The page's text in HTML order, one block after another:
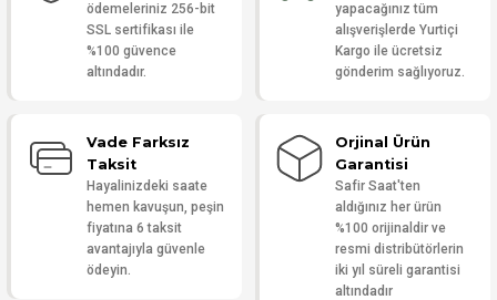
ödemeleriniz 256-bit
SSL sertifikası ile
%100 güvence
altındadır.
yapacağınız tüm
alışverişlerde Yurtiçi
Kargo ile ücretsiz
gönderim sağlıyoruz.
Vade Farksız
Taksit
Hayalinizdeki saate
hemen kavuşun, peşin
fiyatına 6 taksit
avantajıyla güvenle
ödeyin.
Orjinal Ürün
Garantisi
Safir Saat'ten
aldığınız her ürün
%100 orijinaldir ve
resmi distribütörlerin
iki yıl süreli garantisi
altındadır